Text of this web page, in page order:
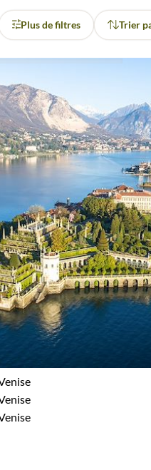
Plus de filtres Trier